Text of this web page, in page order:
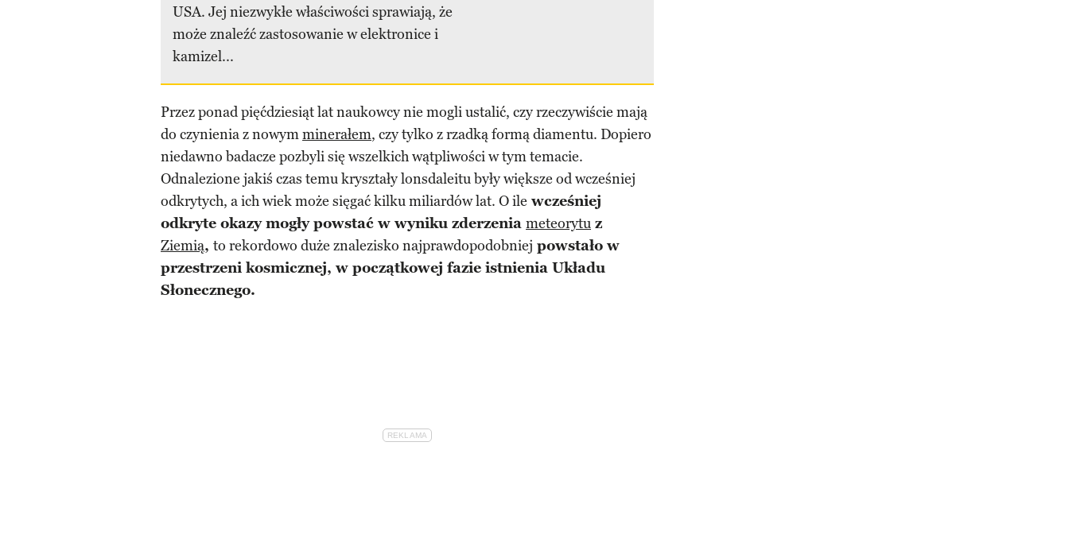
USA. Jej niezwykłe właściwości sprawiają, że
może znaleźć zastosowanie w elektronice i
kamizel...
Przez ponad pięćdziesiąt lat naukowcy nie mogli ustalić, czy rzeczywiście mają
do czynienia z nowymminerałem, czy tylko z rzadką formą diamentu. Dopiero
niedawno badacze pozbyli się wszelkich wątpliwości w tym temacie.
Odnalezione jakiś czas temu kryształy lonsdaleitu były większe od wcześniej
odkrytych, a ich wiek może sięgać kilku miliardów lat. O ile wcześniej
odkryte okazy mogły powstać w wyniku zderzenia meteorytu z
Ziemią, to rekordowo duże znalezisko najprawdopodobniej powstało w
przestrzeni kosmicznej, w początkowej fazie istnienia Układu
Słonecznego.